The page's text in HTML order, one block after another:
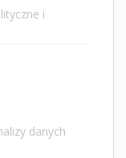
i
danych